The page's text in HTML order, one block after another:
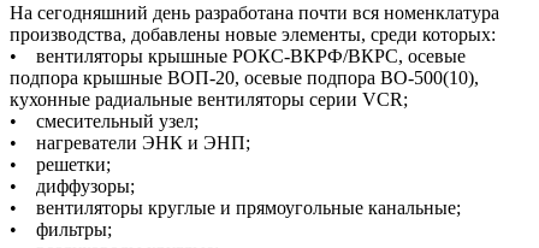
На сегодняшний день разработана почти вся номенклатура
производства, добавлены новые элементы, среди которых:
• вентиляторы крышные РОКС-ВКРФ/ВКРС, осевые
подпора крышные ВОП-20, осевые подпора ВО-500(10),
кухонные радиальные вентиляторы серии VCR;
• смесительный узел;
• нагреватели ЭНК и ЭНП;
• решетки;
• диффузоры;
• вентиляторы круглые и прямоугольные канальные;
• фильтры;